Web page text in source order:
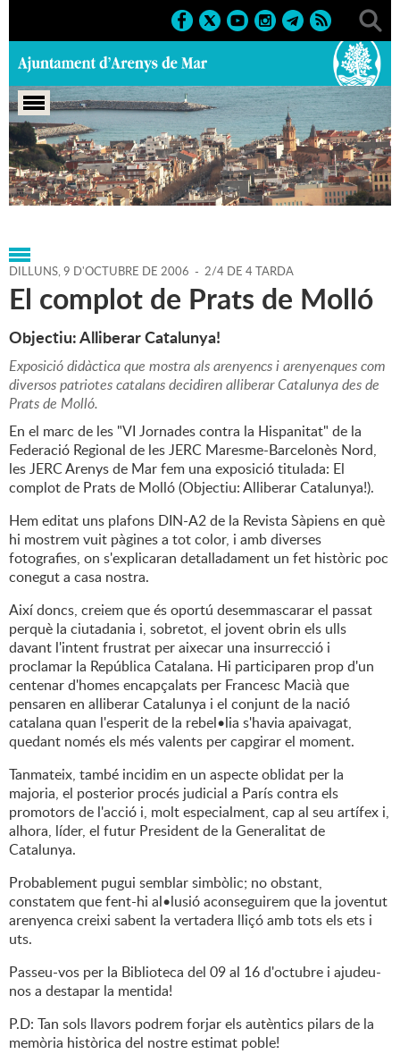
Portada > Agenda > 09-10-
2006 > Marcs > Culturals > 2006 > Exposicions 2006
DILLUNS,9 D'OCTUBRE DE 2006 - 2/4 DE 4 TARDA
El complot de Prats de Molló
Objectiu: Alliberar Catalunya!
Exposició didàctica que mostra als arenyencs i arenyenques com
diversos patriotes catalans decidiren alliberar Catalunya des de
Prats de Molló.
En el marc de les "VI Jornades contra la Hispanitat" de la
Federació Regional de les JERC Maresme-Barcelonès Nord,
les JERC Arenys de Mar fem una exposició titulada: El
complot de Prats de Molló (Objectiu: Alliberar Catalunya!).
Hem editat uns plafons DIN-A2 de la Revista Sàpiens en què
hi mostrem vuit pàgines a tot color, i amb diverses
fotografies, on s'explicaran detalladament un fet històric poc
conegut a casa nostra.
Així doncs, creiem que és oportú desemmascarar el passat
perquè la ciutadania i, sobretot, el jovent obrin els ulls
davant l'intent frustrat per aixecar una insurrecció i
proclamar la República Catalana. Hi participaren prop d'un
centenar d'homes encapçalats per Francesc Macià que
pensaren en alliberar Catalunya i el conjunt de la nació
catalana quan l'esperit de la rebel•lia s'havia apaivagat,
quedant només els més valents per capgirar el moment.
Tanmateix, també incidim en un aspecte oblidat per la
majoria, el posterior procés judicial a París contra els
promotors de l'acció i, molt especialment, cap al seu artífex i,
alhora, líder, el futur President de la Generalitat de
Catalunya.
Probablement pugui semblar simbòlic; no obstant,
constatem que fent-hi al•lusió aconseguirem que la joventut
arenyenca creixi sabent la vertadera lliçó amb tots els ets i
uts.
Passeu-vos per la Biblioteca del 09 al 16 d'octubre i ajudeu-
nos a destapar la mentida!
P.D: Tan sols llavors podrem forjar els autèntics pilars de la
memòria històrica del nostre estimat poble!